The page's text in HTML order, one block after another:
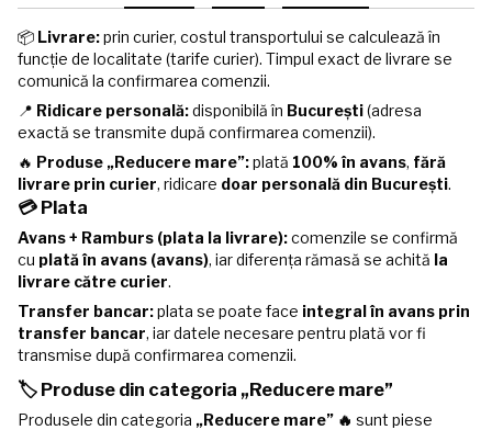
📦 Livrare:prin curier, costul transportului se calculează în
funcție de localitate (tarife curier). Timpul exact de livrare se
comunică la confirmarea comenzii.
📍 Ridicare personală:disponibilă în București(adresa
exactă se transmite după confirmarea comenzii).
🔥 Produse „Reducere mare”:plată 100% în avans, fără
livrare prin curier, ridicare doar personală din București.
💳 Plata
Avans + Ramburs (plata la livrare):comenzile se confirmă
cu plată în avans (avans), iar diferența rămasă se achită la
livrare către curier.
Transfer bancar:plata se poate face integral în avans prin
transfer bancar, iar datele necesare pentru plată vor fi
transmise după confirmarea comenzii.
🏷️ Produse din categoria „Reducere mare”
Produsele din categoria „Reducere mare” 🔥 sunt piese